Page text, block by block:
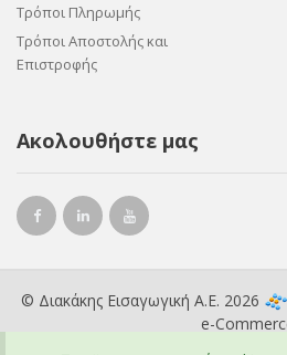
Τρόποι Πληρωμής
Τρόποι Αποστολής και
Επιστροφής
Ακολουθήστε μας
© Διακάκης Εισαγωγική Α.Ε. 2026
e-